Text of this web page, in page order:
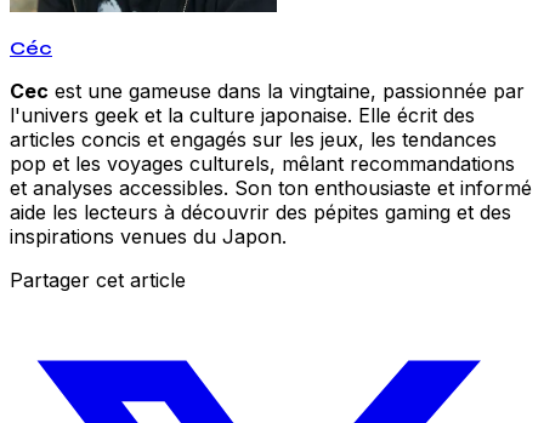
Céc
Cec est une gameuse dans la vingtaine, passionnée par
l'univers geek et la culture japonaise. Elle écrit des
articles concis et engagés sur les jeux, les tendances
pop et les voyages culturels, mêlant recommandations
et analyses accessibles. Son ton enthousiaste et informé
aide les lecteurs à découvrir des pépites gaming et des
inspirations venues du Japon.
Partager cet article